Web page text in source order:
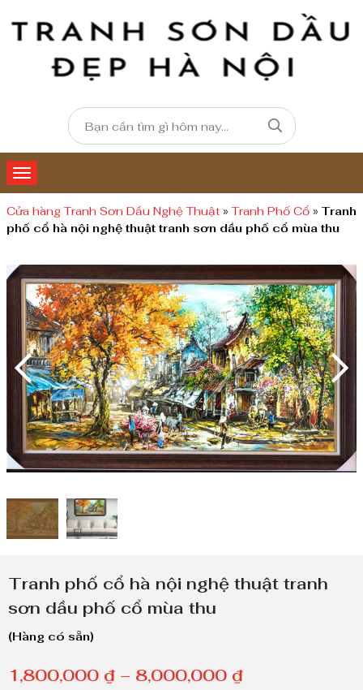
Cửa hàng Tranh Sơn Dầu Nghệ Thuật »Tranh Phố Cổ » Tranh
phố cổ hà nội nghệ thuật tranh sơn dầu phố cổ mùa thu
Tranh phố cổ hà nội nghệ thuật tranh
sơn dầu phố cổ mùa thu
(Hàng có sẵn)
1,800,000 ₫ – 8,000,000 ₫K